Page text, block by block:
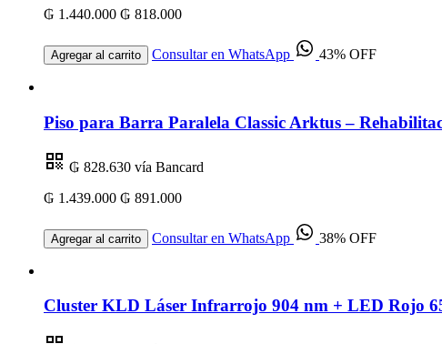
₲ 1.440.000 ₲ 818.000
Agregar al carrito Consultar en WhatsApp 43% OFF
Piso para Barra Paralela Classic Arktus –
₲ 828.630 vía Bancard
₲ 1.439.000 ₲ 891.000
Agregar al carrito Consultar en WhatsApp 38% OFF
Cluster KLD Láser Infrarrojo 904 nm + LED Rojo